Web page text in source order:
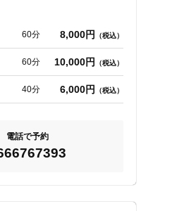
施します。
に、なるべく少ない刺激
す。
60分 8,000円 （税込）
60分 10,000円 （税込）
40分 6,000円 （税込）
電話で予約